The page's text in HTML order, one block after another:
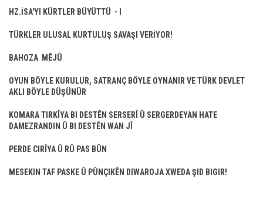
HZ.İSA'YI KÜRTLER BÜYÜTTÜ - I
TÜRKLER ULUSAL KURTULUŞ SAVAŞI VERİYOR!
BAHOZA MÊJÛ
OYUN BÖYLE KURULUR, SATRANÇ BÖYLE OYNANIR VE TÜRK DEVLET
AKLI BÖYLE DÜŞÜNÜR
KOMARA TIRKÎYA BI DESTÊN SERSERÎ Û SERGERDEYAN HATE
DAMEZRANDIN Û BI DESTÊN WAN JÎ
PERDE CIRÎYA Û RÛ PAS BÛN
MESEKIN TAF PASKE Û PÛNÇIKÊN DIWAROJA XWEDA ŞID BIGIR!